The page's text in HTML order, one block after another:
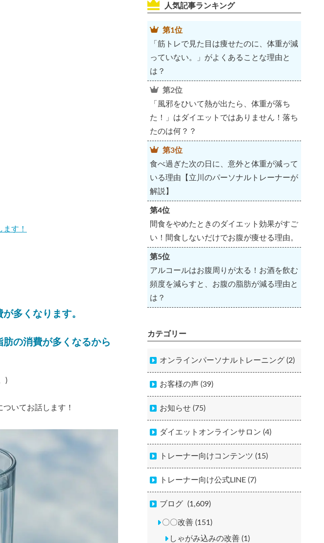
す！
多くなります。
の消費が多くなるから
)
いてお話します！
人気記事ランキング
第1位
「筋トレで見た目は痩せたのに、体重が減
っていない。」がよくあることな理由と
は？
第2位
「風邪をひいて熱が出たら、体重が落ち
た！」はダイエットではありません！落ち
たのは何？？
第3位
食べ過ぎた次の日に、意外と体重が減って
いる理由【立川のパーソナルトレーナーが
解説】
第4位
間食をやめたときのダイエット効果がすご
い！間食しないだけでお腹が痩せる理由。
第5位
アルコールはお腹周りが太る！お酒を飲む
頻度を減らすと、お腹の脂肪が減る理由と
は？
カテゴリー
オンラインパーソナルトレーニング (2)
お客様の声 (39)
お知らせ (75)
ダイエットオンラインサロン (4)
トレーナー向けコンテンツ (15)
トレーナー向け公式LINE (7)
ブログ (1,609)
〇〇改善 (151)
しゃがみ込みの改善 (1)